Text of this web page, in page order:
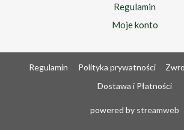
Regulamin
Moje konto
Regulamin Polityka prywatności
Dostawa i Płatności
powered by streamweb